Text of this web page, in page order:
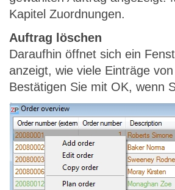
Kapitel Zuordnungen.
Auftrag löschen
Daraufhin öffnet sich ein
anzeigt, wie viele Einträge
Bestätigen Sie mit OK, wenn